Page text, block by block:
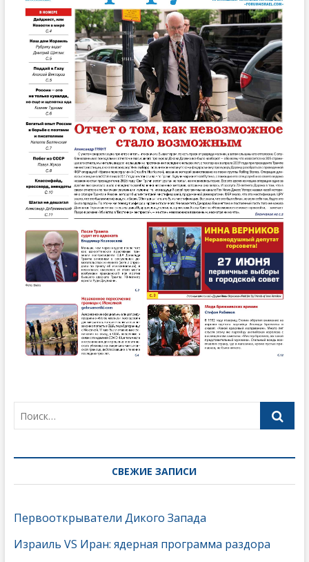
СВЕЖИЕ ЗАПИСИ
Первооткрыватели Дикого Запада
Израиль VS Иран: ядерная программа раздора